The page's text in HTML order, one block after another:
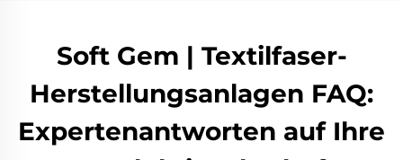
Soft Gem | Textilfaser-
Herstellungsanlagen FAQ:
Expertenantworten auf Ihre